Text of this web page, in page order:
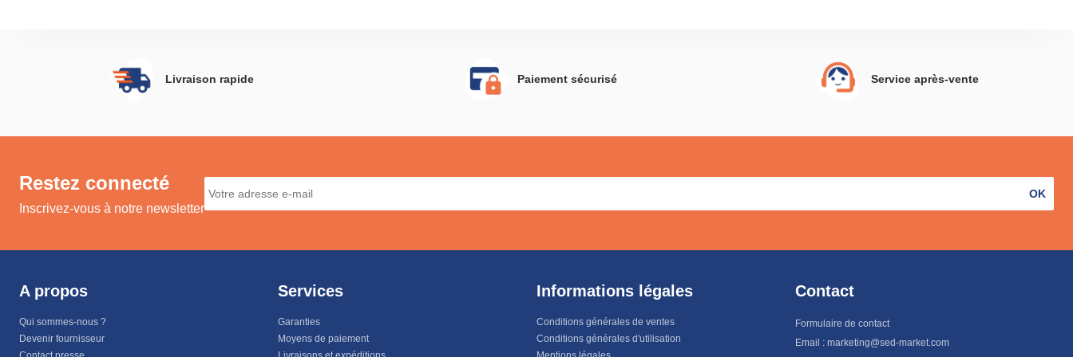
Livraison rapide Paiement sécurisé Service après-vente
Restez connecté
Inscrivez-vous à notre newsletter
OK
A propos
Qui sommes-nous ?
Devenir fournisseur
Services
Garanties
Moyens de paiement
Informations légales
Conditions générales de ventes
Conditions générales d'utilisation
Contact
Formulaire de contact
Email : marketing@sed-market.com